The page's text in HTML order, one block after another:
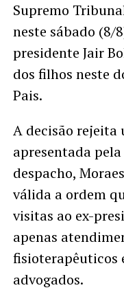
Supremo
neste sábado (8/
presidente Jair
dos filhos neste
Pais.
A decisão rejeita
apresentada
despacho,
válida a ordem
visitas ao ex-
apenas
fisioterapêuticos
advogados.